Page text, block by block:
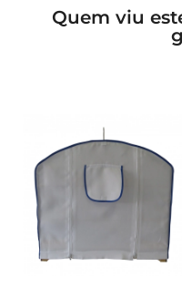
Quem viu